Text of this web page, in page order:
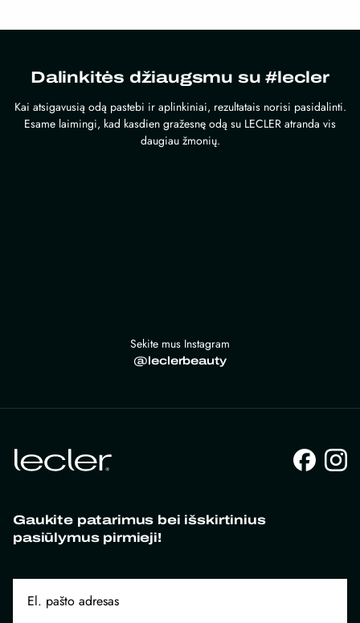
Dalinkitės džiaugsmu su #lecler
Kai atsigavusią odą pastebi ir aplinkiniai, rezultatais norisi pasidalinti.
Esame laimingi, kad kasdien gražesnę odą su LECLER atranda vis
daugiau žmonių.
Sekite mus Instagram
@leclerbeauty
Gaukite patarimus bei išskirtinius
pasiūlymus pirmieji!